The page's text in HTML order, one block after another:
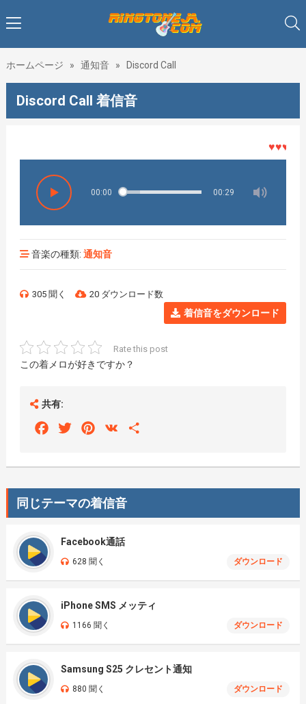
ホームページ » 通知音 » Discord Call
Discord Call 着信音
♥♥♥着メ
00:00 00:29
音楽の種類: 通知音
305 聞く 20 ダウンロード数
着信音をダウンロード
Rate this post
この着メロが好きですか？
共有:
FacebookTwitterPinterest
VK
同じテーマの着信音
Facebook通話
628 聞く ダウンロード
iPhone SMS メッティ
1166 聞く ダウンロード
Samsung S25 クレセント通知
880 聞く ダウンロード